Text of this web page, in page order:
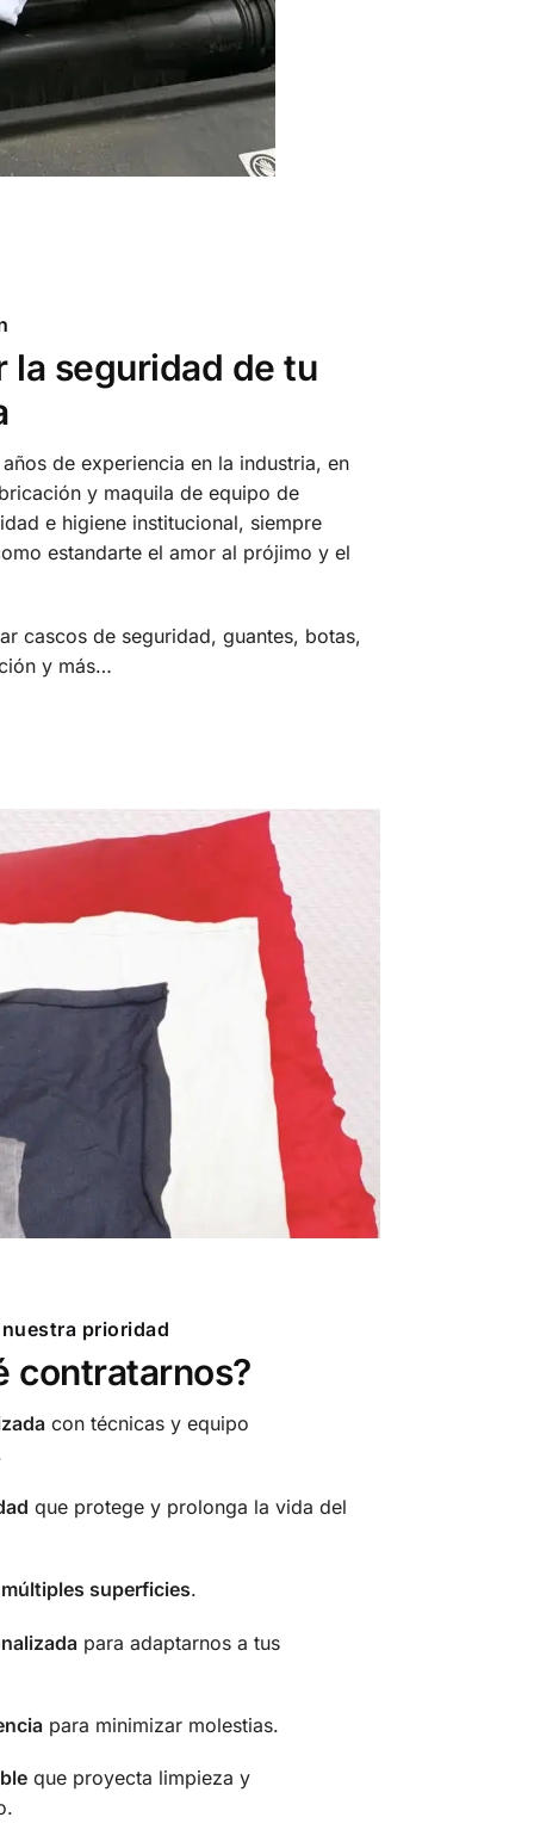
la seguridad de tu
de experiencia en la industria, en
y maquila de equipo de
e higiene institucional, siempre
estandarte el amor al prójimo y el
cascos de seguridad, guantes, botas,
y más…
prioridad
contratarnos?
con técnicas y equipo
que protege y prolonga la vida del
superficies.
para adaptarnos a tus
para minimizar molestias.
que proyecta limpieza y